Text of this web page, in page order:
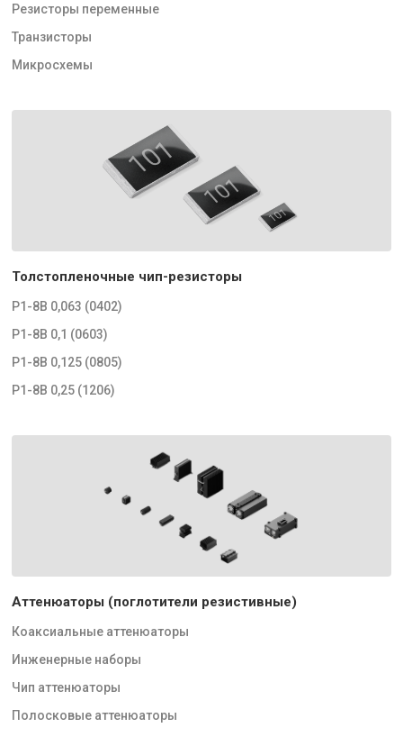
Резисторы переменные
Транзисторы
Микросхемы
Толстопленочные чип-резисторы
Р1-8В 0,063 (0402)
Р1-8В 0,1 (0603)
Р1-8В 0,125 (0805)
Р1-8В 0,25 (1206)
Аттенюаторы (поглотители резистивные)
Коаксиальные аттенюаторы
Инженерные наборы
Чип аттенюаторы
Полосковые аттенюаторы